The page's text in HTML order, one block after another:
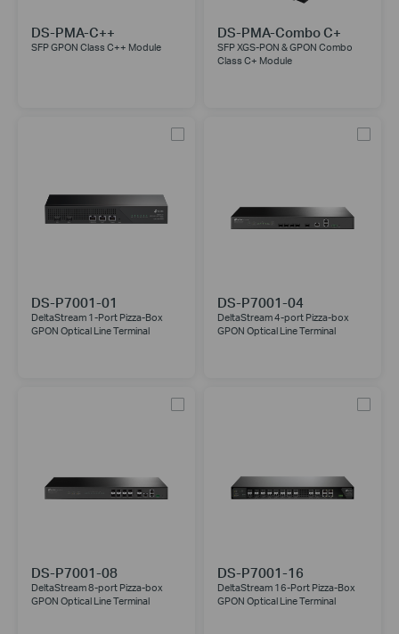
DS-PMA-C++
SFP GPON Class C++ Module
DS-PMA-Combo C+
SFP XGS-PON & GPON Combo
Class C+ Module
DS-P7001-01
DeltaStream 1-Port Pizza-Box
GPON Optical Line Terminal
DS-P7001-04
DeltaStream 4-port Pizza-box
GPON Optical Line Terminal
DS-P7001-08
DeltaStream 8-port Pizza-box
GPON Optical Line Terminal
DS-P7001-16
DeltaStream 16-Port Pizza-Box
GPON Optical Line Terminal